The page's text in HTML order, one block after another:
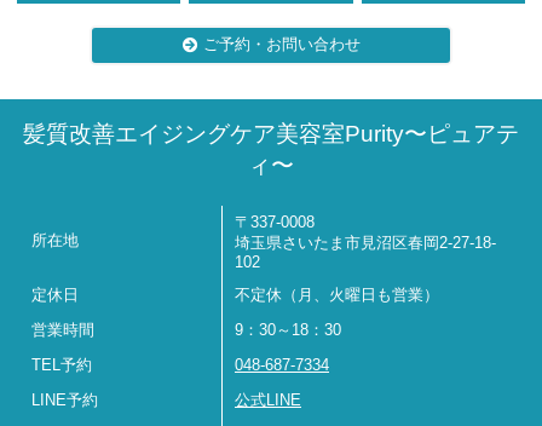
ご予約・お問い合わせ
髪質改善エイジングケア美容室Purity〜ピュアテ
ィ〜
所在地
〒337-0008
埼玉県さいたま市見沼区春岡2-27-18-
102
定休日
不定休（月、火曜日も営業）
営業時間 9：30～18：30
TEL予約 048-687-7334
LINE予約 公式LINE